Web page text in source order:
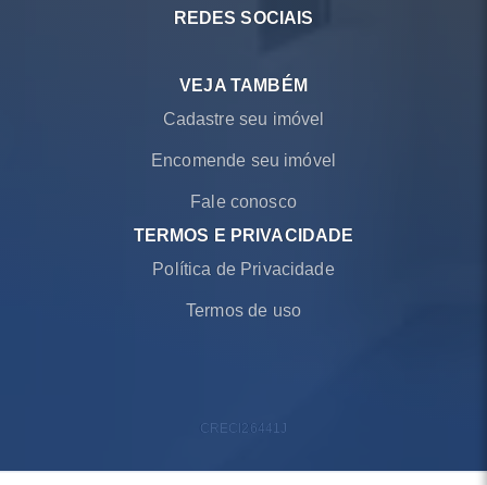
REDES SOCIAIS
VEJA TAMBÉM
Cadastre seu imóvel
Encomende seu imóvel
Fale conosco
TERMOS E PRIVACIDADE
Política de Privacidade
Termos de uso
CRECI 26441J